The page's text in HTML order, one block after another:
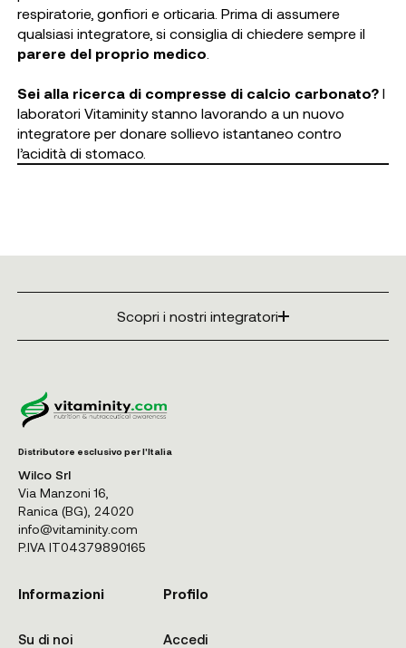
respiratorie, gonfiori e orticaria. Prima di assumere
qualsiasi integratore, si consiglia di chiedere sempre il
parere del proprio medico
Sei alla ricerca di compresse di calcio carbonato?I
laboratori Vitaminity stanno lavorando a un nuovo
integratore per donare sollievo istantaneo contro
l’acidità di stomaco.
Scopri i nostri integratori
Distributore esclusivo per l'Italia
Wilco Srl
Via Manzoni 16,
Ranica (BG), 24020
info@vitaminity.com
P.IVA IT04379890165
Informazioni
Su di noi
Profilo
Accedi